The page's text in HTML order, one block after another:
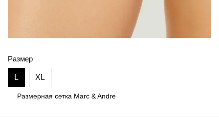
Размер
L XL
Размерная сетка Marc & Andre